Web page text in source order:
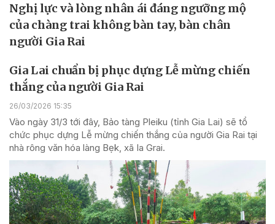
Nghị lực và lòng nhân ái đáng ngưỡng mộ
của chàng trai không bàn tay, bàn chân
người Gia Rai
Gia Lai chuẩn bị phục dựng Lễ mừng chiến
thắng của người Gia Rai
26/03/2026 15:35
Vào ngày 31/3 tới đây, Bảo tàng Pleiku (tỉnh Gia Lai) sẽ tổ
chức phục dựng Lễ mừng chiến thắng của người Gia Rai tại
nhà rông văn hóa làng Bẹk, xã Ia Grai.